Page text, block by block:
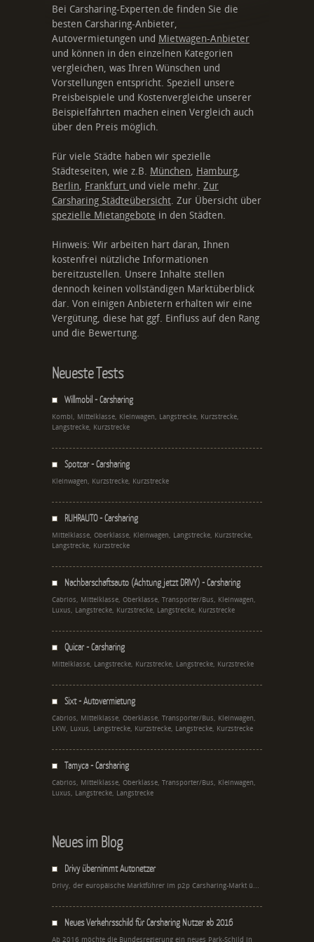
Bei Carsharing-Experten.de finden Sie die
besten Carsharing-Anbieter,
Autovermietungen und Mietwagen-Anbieter
und können in den einzelnen Kategorien
vergleichen, was Ihren Wünschen und
Vorstellungen entspricht. Speziell unsere
Preisbeispiele und Kostenvergleiche unserer
Beispielfahrten machen einen Vergleich auch
über den Preis möglich.
Für viele Städte haben wir spezielle
Städteseiten, wie z.B. München, Hamburg,
Berlin, Frankfurt und viele mehr. Zur
Carsharing Städteübersicht. Zur Übersicht über
spezielle Mietangebote in den Städten.
Hinweis: Wir arbeiten hart daran, Ihnen
kostenfrei nützliche Informationen
bereitzustellen. Unsere Inhalte stellen
dennoch keinen vollständigen Marktüberblick
dar. Von einigen Anbietern erhalten wir eine
Vergütung, diese hat ggf. Einfluss auf den Rang
und die Bewertung.
Neueste Tests
Willmobil - Carsharing
Kombi, Mittelklasse, Kleinwagen, Langstrecke, Kurzstrecke,
Langstrecke, Kurzstrecke
Spotcar - Carsharing
Kleinwagen, Kurzstrecke, Kurzstrecke
RUHRAUTO - Carsharing
Mittelklasse, Oberklasse, Kleinwagen, Langstrecke, Kurzstrecke,
Langstrecke, Kurzstrecke
Nachbarschaftsauto (Achtung jetzt DRIVY) - Carsharing
Cabrios, Mittelklasse, Oberklasse, Transporter/Bus, Kleinwagen,
Luxus, Langstrecke, Kurzstrecke, Langstrecke, Kurzstrecke
Quicar - Carsharing
Mittelklasse, Langstrecke, Kurzstrecke, Langstrecke, Kurzstrecke
Sixt - Autovermietung
Cabrios, Mittelklasse, Oberklasse, Transporter/Bus, Kleinwagen,
LKW, Luxus, Langstrecke, Kurzstrecke, Langstrecke, Kurzstrecke
Tamyca - Carsharing
Cabrios, Mittelklasse, Oberklasse, Transporter/Bus, Kleinwagen,
Luxus, Langstrecke, Langstrecke
Neues im Blog
Drivy übernimmt Autonetzer
Drivy, der europäische Marktführer im p2p Carsharing-Markt ü...
Neues Verkehrsschild für Carsharing Nutzer ab 2016
Ab 2016 möchte die Bundesregierung ein neues Park-Schild in